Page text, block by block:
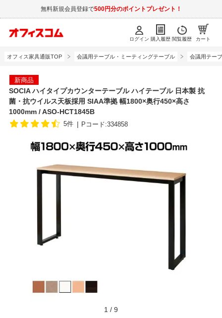
無料新規会員登録で500円分のポイントプレゼント！
ログイン 購入履歴 閲覧履歴 カート
オフィス家具通販TOP 会議用テーブル・ミーティングテーブル 会議用テー
新商品
SOCIA ハイタイプカウンターテーブル ハイテーブル 日本製 抗
菌・抗ウイルス天板採用 SIAA準拠 幅1800×奥行450×高さ
1000mm / ASO-HCT1845B
5件 Pコード:334858
1 / 9